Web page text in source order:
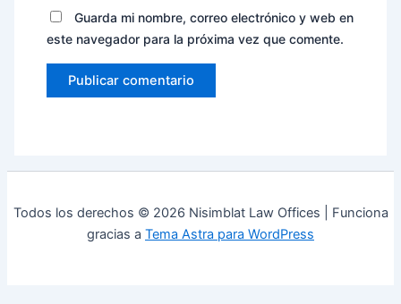
Guarda mi nombre, correo electrónico y web en
este navegador para la próxima vez que comente.
Todos los derechos © 2026 Nisimblat Law Offices | Funciona
gracias a Tema Astra para WordPress